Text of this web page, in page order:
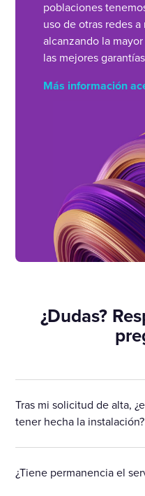
poblaciones
uso de otras redes
alcanzando la
las mejores
Más información
¿Dudas?
Tras mi solicitud de alta,
tener hecha la instalación?
¿Tiene permanencia el